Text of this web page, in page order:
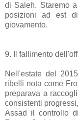
di Saleh. Staremo
posizioni ad est
giovamento.
9. Il fallimento
Nell'estate del
ribelli nota come
preparava a
consistenti
Assad il controllo